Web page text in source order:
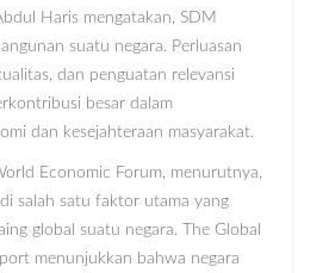
Haris mengatakan, SDM
suatu negara. Perluasan
dan penguatan relevansi
besar dalam
dan kesejahteraan masyarakat.
Economic Forum, menurutnya,
salah satu faktor utama yang
global suatu negara. The Global
menunjukkan bahwa negara